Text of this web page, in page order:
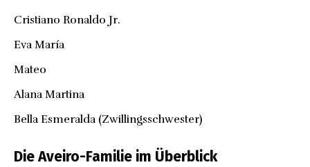
Cristiano Ronaldo Jr.
Eva María
Mateo
Alana Martina
Bella Esmeralda (Zwillingsschwester)
Die Aveiro-Familie im Überblick